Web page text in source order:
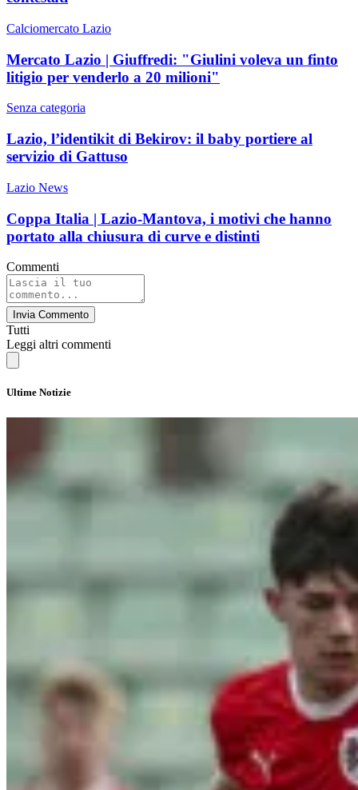
Calciomercato Lazio
Mercato Lazio | Giuffredi: "Giulini voleva un finto
litigio per venderlo a 20 milioni"
Senza categoria
Lazio, l’identikit di Bekirov: il baby portiere al
servizio di Gattuso
Lazio News
Coppa Italia | Lazio-Mantova, i motivi che hanno
portato alla chiusura di curve e distinti
Commenti
Invia Commento
Tutti
Leggi altri commenti
Ultime Notizie